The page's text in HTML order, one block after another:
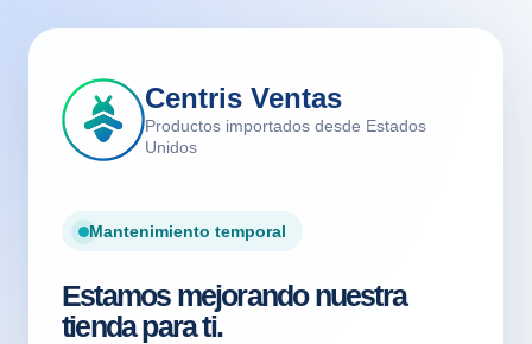
Centris Ventas
Productos importados desde Estados
Unidos
Mantenimiento temporal
Estamos mejorando nuestra
tienda para ti.